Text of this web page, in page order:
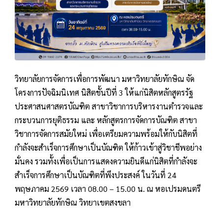
วิทยาลัยการจัดการเพื่อการพัฒนา มหาวิทยาลัยทักษิณ จัด
โครงการปัจฉิมนิเทศ นิสิตชั้นปีที่ 3 ให้แก่นิสิตหลักสูตรรัฐ
ประศาสนศาสตรบัณฑิต สาขาวิชาการบริหารงานตำรวจและ
กระบวนการยุติธรรม และ หลักสูตรการจัดการบัณฑิต สาขา
วิชาการจัดการสมัยใหม่ เพื่อเตรียมความพร้อมให้กับนิสิตที่
กำลังจะสำเร็จการศึกษาเป็นบัณฑิต ให้ก้าวเข้าสู่วิชาชีพอย่าง
มั่นคง รวมทั้งเพื่อเป็นการแสดงความยินดีแก่นิสิตที่กำลังจะ
สำเร็จการศึกษาเป็นบัณฑิตที่พึงประสงค์ ในวันที่ 24
พฤษภาคม 2569 เวลา 08.00 – 15.00 น. ณ หอเปรมดนตรี
มหาวิทยาลัยทักษิณ วิทยาเขตสงขลา